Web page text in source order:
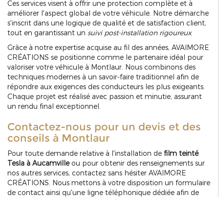
Ces services visent à offrir une protection complète et à
améliorer l'aspect global de votre véhicule. Notre démarche
s'inscrit dans une logique de qualité et de satisfaction client,
tout en garantissant un suivi post-installation rigoureux.
Grâce à notre expertise acquise au fil des années, AVAIMORE
CRÉATIONS se positionne comme le partenaire idéal pour
valoriser votre véhicule à Montlaur. Nous combinons des
techniques modernes à un savoir-faire traditionnel afin de
répondre aux exigences des conducteurs les plus exigeants.
Chaque projet est réalisé avec passion et minutie, assurant
un rendu final exceptionnel.
Contactez-nous pour un devis et des
conseils à Montlaur
Pour toute demande relative à l'installation de film teinté
Tesla à Aucamvilleou pour obtenir des renseignements sur
nos autres services, contactez sans hésiter AVAIMORE
CRÉATIONS. Nous mettons à votre disposition un formulaire
de contact ainsi qu'une ligne téléphonique dédiée afin de